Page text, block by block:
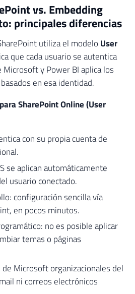
vs. Embedding
principales diferencias
utiliza el modelo User
que cada usuario se autentica
Microsoft y Power BI aplica los
en esa identidad.
SharePoint Online (User
con su propia cuenta de
se aplican automáticamente
usuario conectado.
configuración sencilla vía
en pocos minutos.
no es posible aplicar
temas o páginas
Microsoft organizacionales del
ni correos electrónicos